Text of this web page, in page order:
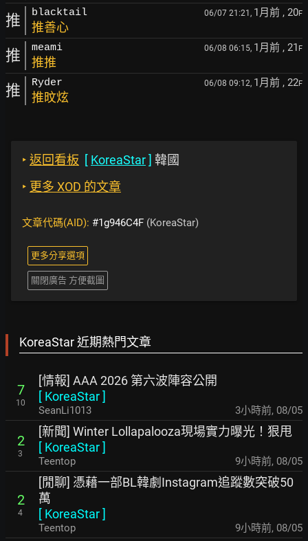
推 blacktail 06/07 21:21, 1月前 , 20F
推善心
推 meami 06/08 06:15, 1月前 , 21 F
推推
推 Ryder 06/08 09:12, 1月前 , 22F
推旼炫
‣ 返回看板 [ KoreaStar] 韓國
‣ 更多 XOD 的文章
文章代碼(AID): #1g946C4F (KoreaStar)
更多分享選項
關閉廣告 方便截圖
KoreaStar 近期熱門文章
7
10
[情報] AAA 2026 第六波陣容公開
[ KoreaStar]
SeanLi1013 3小時前, 08/05
2
3
[新聞] Winter Lollapalooza現場實力曝光！狠甩
[ KoreaStar]
Teentop 9小時前, 08/05
2
4
[閒聊] 憑藉一部BL韓劇Instagram追蹤數突破50
萬
[ KoreaStar]
Teentop 9小時前, 08/05